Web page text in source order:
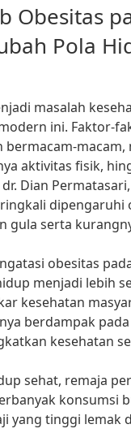
Obesitas
Pola
masalah
ini. Faktor-
bermacam-
aktivitas fisik,
Dian
dipengaruhi
gula serta
obesitas
menjadi lebih
kesehatan
berdampak
kesehatan
sehat, remaja
konsumsi
yang tinggi lemak